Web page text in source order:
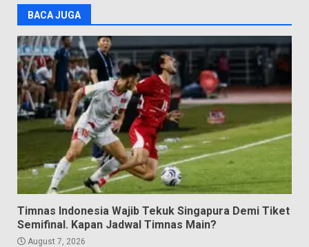
BACA JUGA
Timnas Indonesia Wajib Tekuk Singapura Demi Tiket
Semifinal. Kapan Jadwal Timnas Main?
August 7, 2026